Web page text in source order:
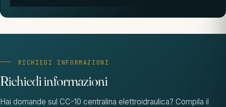
RICHIEDI INFORMAZIONI
Richiedi informazioni
Hai domande sul CC-10 centralina elettroidraulica? Compila il